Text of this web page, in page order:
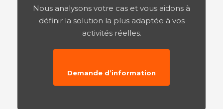
Nous analysons votre cas et vous aidons à
définir la solution la plus adaptée à vos
activités réelles.
Demande d’information